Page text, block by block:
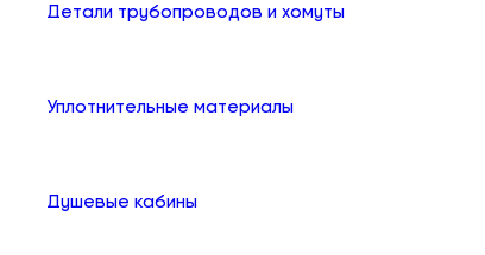
Детали трубопроводов и хомуты
Уплотнительные материалы
Душевые кабины